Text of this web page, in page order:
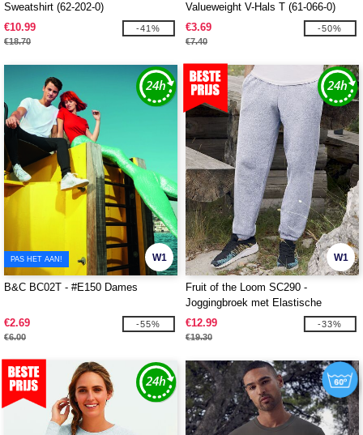
Sweatshirt (62-202-0)
€10.99
€18.70
-41%
Valueweight V-Hals T (61-066-0)
€3.69
€7.40
-50%
W1
PAS HET AAN!
B&C BC02T - #E150 Dames
€2.69
€6.00
-55%
W1
Fruit of the Loom SC290 -
Joggingbroek met Elastische
Boorden
€12.99
€19.30
-33%